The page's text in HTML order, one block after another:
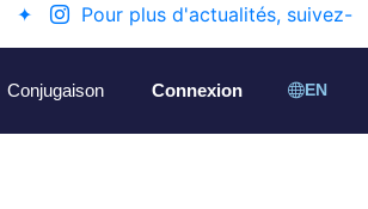
✦
Pour plus d'actualités, suivez-
Conjugaison Connexion EN